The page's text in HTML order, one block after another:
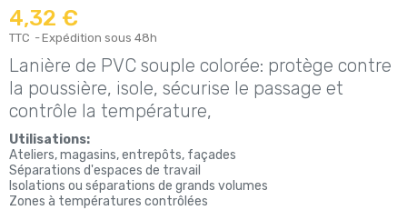
4,32 €
TTC Expédition sous 48h
Lanière de PVC souple colorée: protège contre
la poussière, isole, sécurise le passage et
contrôle la température,
Utilisations:
Ateliers, magasins, entrepôts, façades
Séparations d'espaces de travail
Isolations ou séparations de grands volumes
Zones à températures contrôlées